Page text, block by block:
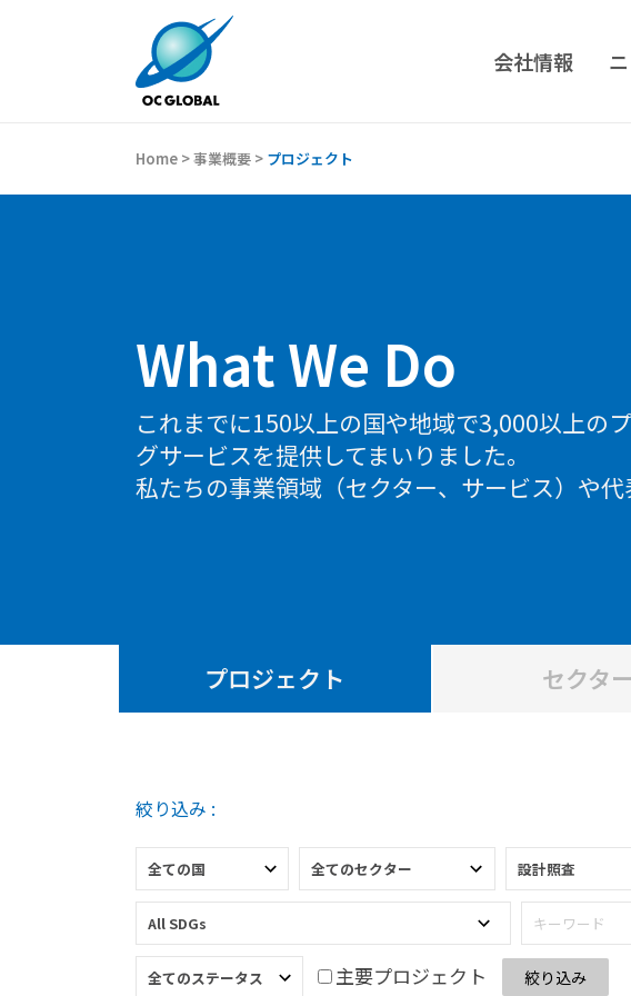
会社情報
Home >事業概要 > プロジェクト
What We Do
これまでに150以上の国や地域で3,000以上の
グサービスを提供してまいりました。
私たちの事業領域（セクター、サービス）や
プロジェクト セクター
絞り込み :
主要プロジェクト